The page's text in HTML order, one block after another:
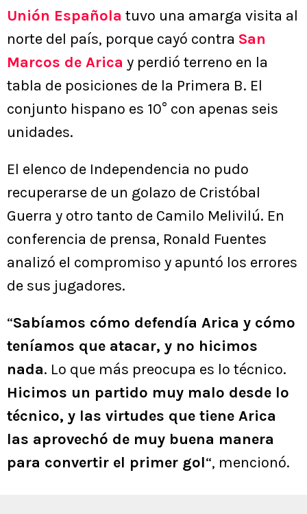
Unión Española tuvo una amarga visita al
norte del país, porque cayó contra San
Marcos de Arica y perdió terreno en la
tabla de posiciones de la Primera B. El
conjunto hispano es 10° con apenas seis
unidades.
El elenco de Independencia no pudo
recuperarse de un golazo de Cristóbal
Guerra y otro tanto de Camilo Melivilú. En
conferencia de prensa, Ronald Fuentes
analizó el compromiso y apuntó los errores
de sus jugadores.
“Sabíamos cómo defendía Arica y cómo
teníamos que atacar, y no hicimos
nada. Lo que más preocupa es lo técnico.
Hicimos un partido muy malo desde lo
técnico, y las virtudes que tiene Arica
las aprovechó de muy buena manera
para convertir el primer gol“, mencionó.